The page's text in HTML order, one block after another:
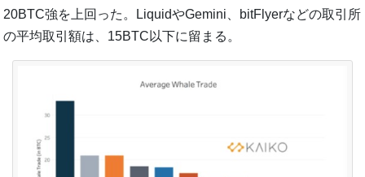
20BTC強を上回った。LiquidやGemini、bitFlyerなどの取引所
の平均取引額は、15BTC以下に留まる。